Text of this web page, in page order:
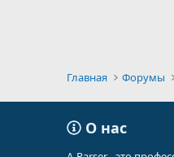
Главная Форумы
О нас